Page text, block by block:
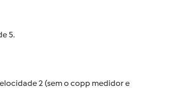
5.
2 (sem o copp medidor e